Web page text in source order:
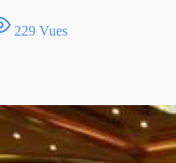
229 Vues